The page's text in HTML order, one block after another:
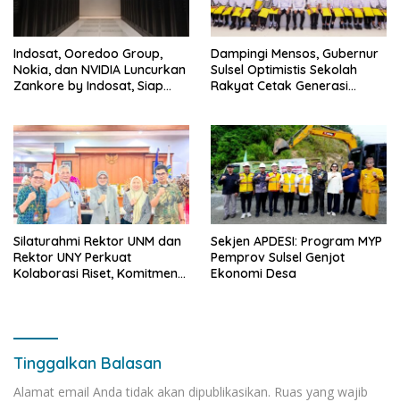
Indosat, Ooredoo Group,
Nokia, dan NVIDIA Luncurkan
Zankore by Indosat, Siap
Infrastruktur AI Terintegerasi
Dampingi Mensos, Gubernur
Sulsel Optimistis Sekolah
Rakyat Cetak Generasi
Silaturahmi Rektor UNM dan
Rektor UNY Perkuat
Kolaborasi Riset, Komitmen
Sekjen APDESI: Program MYP
Pemprov Sulsel Genjot
Ekonomi Desa
Tinggalkan Balasan
Alamat email Anda tidak akan dipublikasikan. Ruas yang wajib